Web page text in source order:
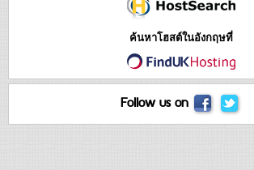
ค้นหาโฮสต์ในอังกฤษที่
Follow us on